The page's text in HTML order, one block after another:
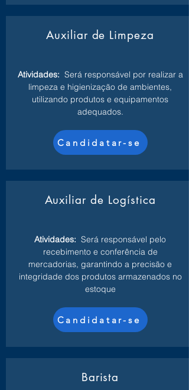
Auxiliar de Limpeza
Atividades: Será responsável por realizar a
limpeza e higienização de ambientes,
utilizando produtos e equipamentos
adequados.
Candidatar-se
Auxiliar de Logística
Atividades: Será responsável pelo
recebimento e conferência de
mercadorias, garantindo a precisão e
integridade dos produtos armazenados no
estoque
Candidatar-se
Barista